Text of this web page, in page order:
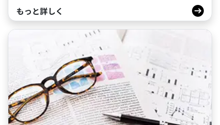
もっと詳しく